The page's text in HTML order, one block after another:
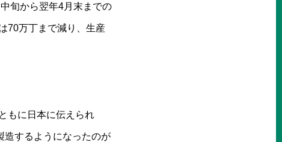
旬から翌年4月末までの
70万丁まで減り、生産
もに日本に伝えられ
造するようになったのが